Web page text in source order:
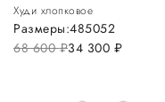
Худи хлопковое
68 600руб.34 300 руб.
Размеры:485052